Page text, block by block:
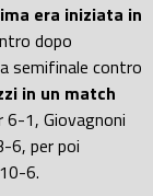
era iniziata in
dopo
semifinale contro
in un match
6-1, Giovagnoni
6, per poi
6.